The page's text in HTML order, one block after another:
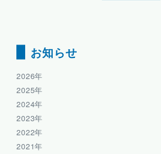
お知らせ
2026年
2025年
2024年
2023年
2022年
2021年